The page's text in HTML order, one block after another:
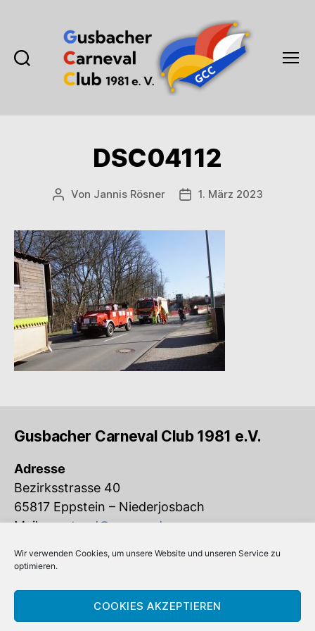
Wir verwenden Cookies, um unsere Website und unseren Service zu
optimieren.
COOKIES AKZEPTIEREN
1981
e.V.
DSC04112
Beitragsautor
Von Jannis Rösner Veröffentlichungsdatum
1. März 2023
Gusbacher Carneval Club 1981 e.V.
Adresse
Bezirksstrasse 40
65817 Eppstein – Niederjosbach
Mail:vorstand@gcc-ev.de
Eingetragen im Vereinsregister beim
Amtsgericht Königstein (VR 832)